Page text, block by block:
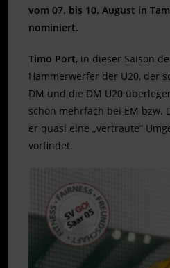
vom 07. bis 10. August in
nominiert.
Timo Port, in dieser Saison
Hammerwerfer der U20, der
DM und die DM U20
schon mehrfach bei EM bzw.
er quasi eine „vertraute“
vorfindet.